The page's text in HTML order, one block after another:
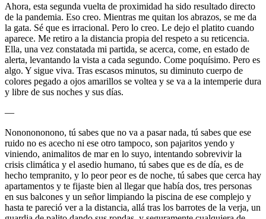
Ahora, esta segunda vuelta de proximidad ha sido resultado directo
de la pandemia. Eso creo. Mientras me quitan los abrazos, se me da
la gata. Sé que es irracional. Pero lo creo. Le dejo el platito cuando
aparece. Me retiro a la distancia propia del respeto a su reticencia.
Ella, una vez constatada mi partida, se acerca, come, en estado de
alerta, levantando la vista a cada segundo. Come poquísimo. Pero es
algo. Y sigue viva. Tras escasos minutos, su diminuto cuerpo de
colores pegado a ojos amarillos se voltea y se va a la intemperie dura
y libre de sus noches y sus días.
—
Nononononono, tú sabes que no va a pasar nada, tú sabes que ese
ruido no es acecho ni ese otro tampoco, son pajaritos yendo y
viniendo, animalitos de mar en lo suyo, intentando sobrevivir la
crisis climática y el asedio humano, tú sabes que es de día, es de
hecho tempranito, y lo peor peor es de noche, tú sabes que cerca hay
apartamentos y te fijaste bien al llegar que había dos, tres personas
en sus balcones y un señor limpiando la piscina de ese complejo y
hasta te pareció ver a la distancia, allá tras los barrotes de la verja, un